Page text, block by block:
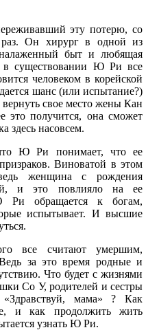
эту потерю, со
Он хирург в одной из
быт и любящая
в существовании Ю Ри все
человеком в корейской
шанс (или испытание?)
свое место жены Кан
получится, она сможет
здесь насовсем.
Ю Ри понимает, что ее
Виноватой в этом
женщина с рождения
и это повлияло на ее
Ри обращается к богам,
испытывает. И высшие
все считают умершим,
за это время родные и
Что будет с жизнями
Со У, родителей и сестры
мама» ? Как
и как продолжить жить
узнать Ю Ри.